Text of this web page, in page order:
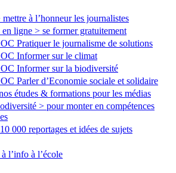
à l’honneur les journalistes
ligne > se former gratuitement
Pratiquer le journalisme de solutions
Informer sur le climat
Informer sur la biodiversité
Parler d’Economie sociale et solidaire
études & formations pour les médias
> pour monter en compétences
000 reportages et idées de sujets
l’info à l’école